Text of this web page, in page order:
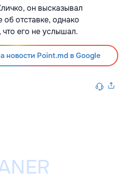
он высказывал
отставке, однако
его не услышал.
новости Point.md в Google